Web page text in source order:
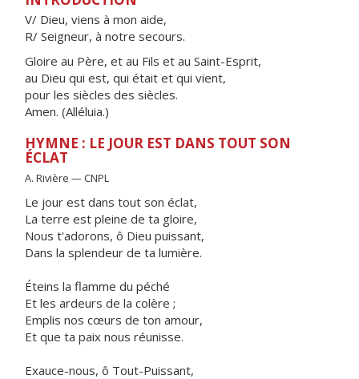
V/ Dieu, viens à mon aide,
R/ Seigneur, à notre secours.
Gloire au Père, et au Fils et au Saint-Esprit,
au Dieu qui est, qui était et qui vient,
pour les siècles des siècles.
Amen. (Alléluia.)
HYMNE : LE JOUR EST DANS TOUT SON
ÉCLAT
A. Rivière — CNPL
Le jour est dans tout son éclat,
La terre est pleine de ta gloire,
Nous t'adorons, ô Dieu puissant,
Dans la splendeur de ta lumière.
Éteins la flamme du péché
Et les ardeurs de la colère ;
Emplis nos cœurs de ton amour,
Et que ta paix nous réunisse.
Exauce-nous, ô Tout-Puissant,